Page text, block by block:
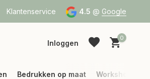
75 € betalen wij jouw verzending
Klantenservice 4.5 @ Google
Inloggen
0
Bedrukken op maat Workshops